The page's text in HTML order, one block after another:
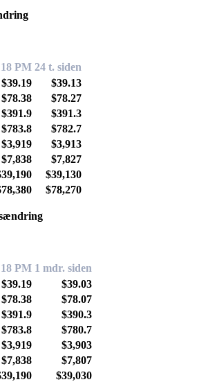
PM 24 t. siden
$39.19 $39.13
$78.38 $78.27
$391.9 $391.3
$783.8 $782.7
$3,919 $3,913
$7,838 $7,827
$39,130
$78,270
PM 1 mdr. siden
$39.19 $39.03
$78.38 $78.07
$391.9 $390.3
$783.8 $780.7
$3,919 $3,903
$7,838 $7,807
$39,030